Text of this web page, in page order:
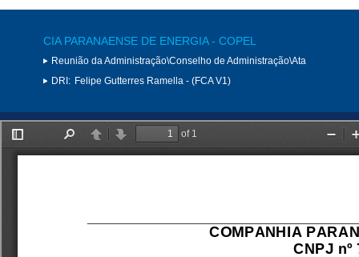
CIA PARANAENSE DE ENERGIA - COPEL
Reunião da Administração\Conselho de Administração\Ata
DRI: Felipe Gutterres Ramella - (FCA V1)